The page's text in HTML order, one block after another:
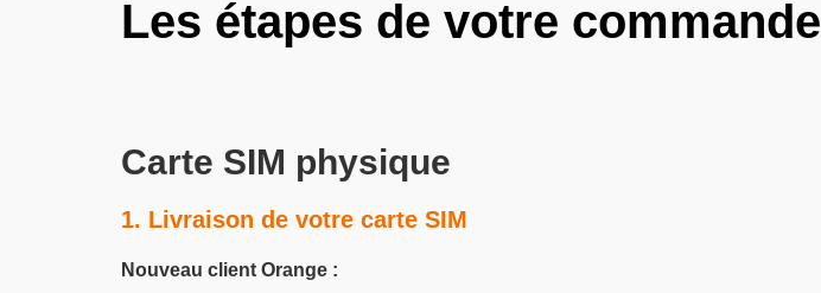
Les étapes de votre commande
Carte SIM physique
1. Livraison de votre carte SIM
Nouveau client Orange :